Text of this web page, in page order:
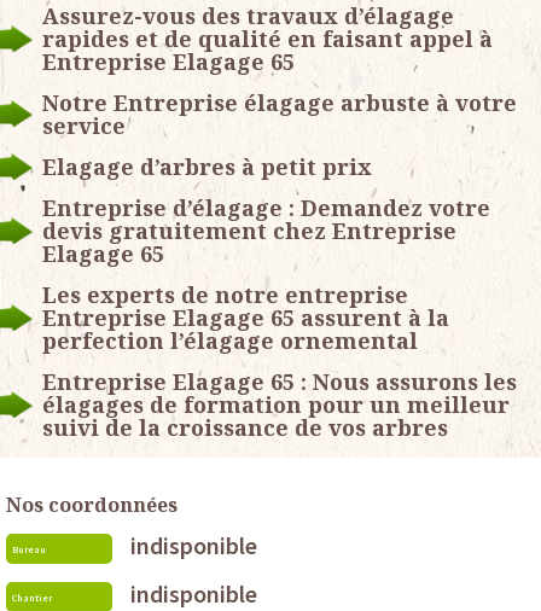
Assurez-vous des travaux d’élagage
rapides et de qualité en faisant appel à
Entreprise Elagage 65
Notre Entreprise élagage arbuste à votre
service
Elagage d’arbres à petit prix
Entreprise d’élagage : Demandez votre
devis gratuitement chez Entreprise
Elagage 65
Les experts de notre entreprise
Entreprise Elagage 65 assurent à la
perfection l’élagage ornemental
Entreprise Elagage 65 : Nous assurons les
élagages de formation pour un meilleur
suivi de la croissance de vos arbres
Nos coordonnées
Bureau indisponible
Chantier indisponible